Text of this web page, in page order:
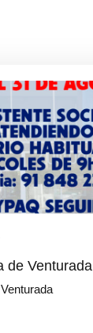
de Venturada